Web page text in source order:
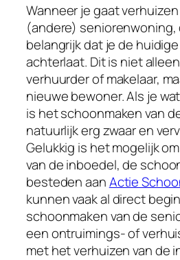
Wanneer je gaat
(andere) seniorenwoning,
belangrijk dat je de
achterlaat. Dit is niet
verhuurder of makelaar,
nieuwe bewoner. Als je
is het schoonmaken van
natuurlijk erg zwaar en
Gelukkig is het mogelijk
van de inboedel, de
besteden aanActie
kunnen vaak al direct
schoonmaken van de
een ontruimings- of
met het verhuizen van de